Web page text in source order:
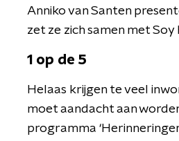
Anniko van Santen
zet ze zich samen met
1 op de 5
Helaas krijgen te veel
moet aandacht aan
programma